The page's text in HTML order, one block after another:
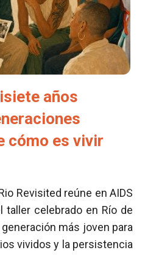
años
cómo es vivir
Revisited reúne en AIDS
taller celebrado en Río de
más joven para
vividos y la persistencia